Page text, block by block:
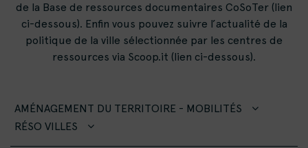
de la Base de ressources documentaires CoSoTer (lien
ci-dessous). Enfin vous pouvez suivre l’actualité de la
politique de la ville sélectionnée par les centres de
ressources via Scoop.it (lien ci-dessous).
AMÉNAGEMENT DU TERRITOIRE - MOBILITÉS
RÉSO VILLES